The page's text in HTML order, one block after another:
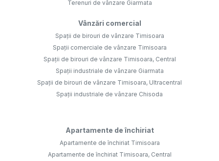
Terenuri de vânzare Giarmata
Vânzări comercial
Spații de birouri de vânzare Timisoara
Spații comerciale de vânzare Timisoara
Spații de birouri de vânzare Timisoara, Central
Spații industriale de vânzare Giarmata
Spații de birouri de vânzare Timisoara, Ultracentral
Spații industriale de vânzare Chisoda
Apartamente de închiriat
Apartamente de închiriat Timisoara
Apartamente de închiriat Timisoara, Central